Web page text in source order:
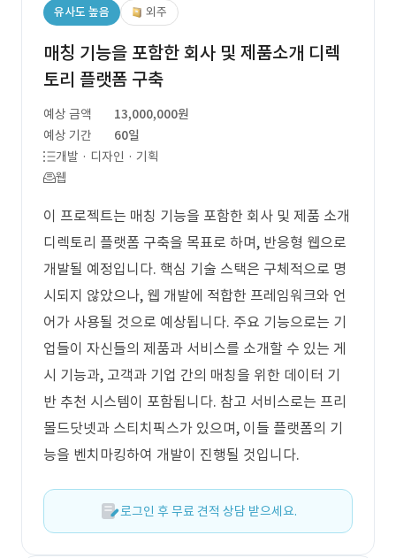
유사도 높음 외주
매칭 기능을 포함한 회사 및 제품소개 디렉
토리 플랫폼 구축
예상 금액
13,000,000원
예상 기간
60일
개발 · 디자인 · 기획
웹
이 프로젝트는 매칭 기능을 포함한 회사 및 제품 소개
디렉토리 플랫폼 구축을 목표로 하며, 반응형 웹으로
개발될 예정입니다. 핵심 기술 스택은 구체적으로 명
시되지 않았으나, 웹 개발에 적합한 프레임워크와 언
어가 사용될 것으로 예상됩니다. 주요 기능으로는 기
업들이 자신들의 제품과 서비스를 소개할 수 있는 게
시 기능과, 고객과 기업 간의 매칭을 위한 데이터 기
반 추천 시스템이 포함됩니다. 참고 서비스로는 프리
몰드닷넷과 스티치픽스가 있으며, 이들 플랫폼의 기
능을 벤치마킹하여 개발이 진행될 것입니다.
로그인 후 무료 견적 상담 받으세요.